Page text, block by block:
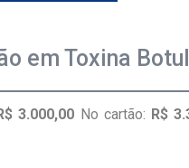
em Toxina
3.000,00 No cartão: R$